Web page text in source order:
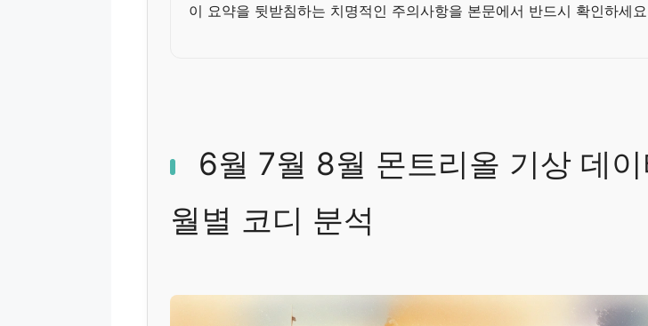
이 요약을 뒷받침하는 치명적인 주의사항을 본문에서 반드시 확인하세
6월 7월 8월 몬트리올 기상 데이
월별 코디 분석